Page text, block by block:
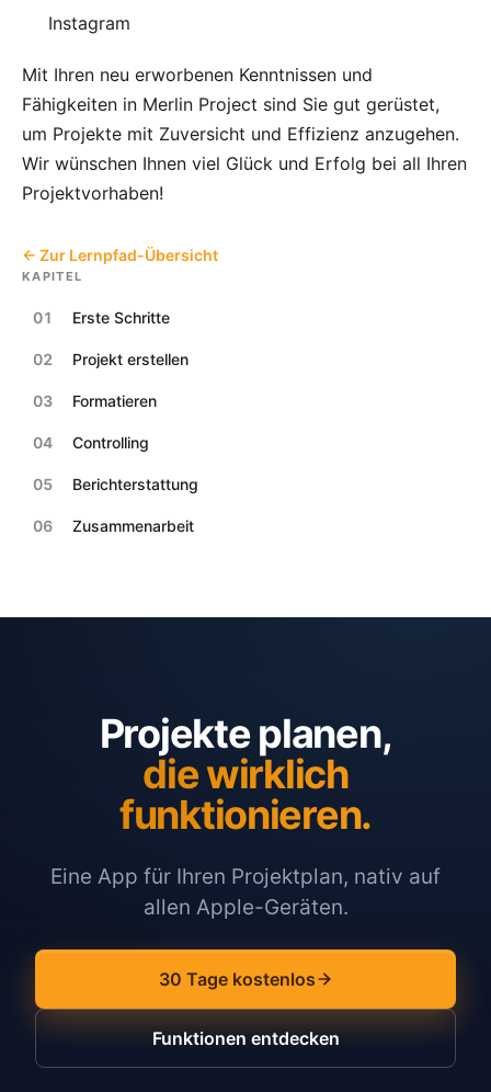
← Zur Lernpfad-Übersicht
KAPITEL
01 Erste Schritte
02 Projekt erstellen
03 Formatieren
04 Controlling
05 Berichterstattung
06 Zusammenarbeit
Instagram
Mit Ihren neu erworbenen Kenntnissen und
Fähigkeiten in Merlin Project sind Sie gut gerüstet,
um Projekte mit Zuversicht und Effizienz anzugehen.
Wir wünschen Ihnen viel Glück und Erfolg bei all Ihren
Projektvorhaben!
Projekte planen,
die wirklich
funktionieren.
Eine App für Ihren Projektplan, nativ auf
allen Apple-Geräten.
30 Tage kostenlos
Funktionen entdecken